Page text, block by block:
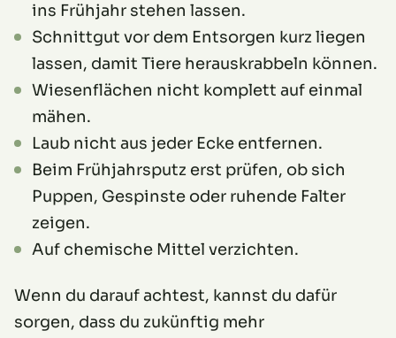
ins Frühjahr stehen lassen.
Schnittgut vor dem Entsorgen kurz liegen
lassen, damit Tiere herauskrabbeln können.
Wiesenflächen nicht komplett auf einmal
mähen.
Laub nicht aus jeder Ecke entfernen.
Beim Frühjahrsputz erst prüfen, ob sich
Puppen, Gespinste oder ruhende Falter
zeigen.
Auf chemische Mittel verzichten.
Wenn du darauf achtest, kannst du dafür
sorgen, dass du zukünftig mehr